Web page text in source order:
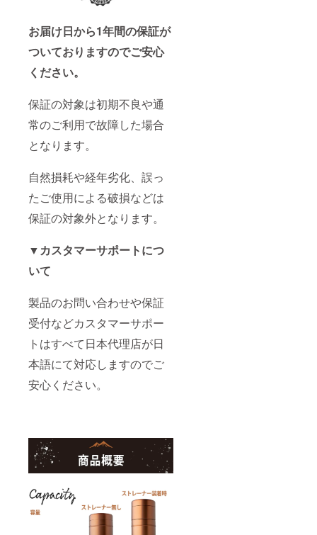
お届け日から1年間の保証が
ついておりますのでご安心
ください。
保証の対象は初期不良や通
常のご利用で故障した場合
となります。
自然損耗や経年劣化、誤っ
たご使用による破損などは
保証の対象外となります。
▼カスタマーサポートにつ
いて
製品のお問い合わせや保証
受付などカスタマーサポー
トはすべて日本代理店が日
本語にて対応しますのでご
安心ください。